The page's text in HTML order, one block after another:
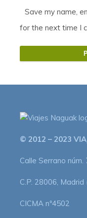
Save my name,
for the next time I
© 2012 – 2023
Calle Serrano núm.
C.P. 28006, Madrid
CICMA nº4502